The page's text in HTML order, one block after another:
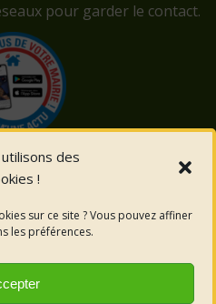
des
!
sur ce site ? Vous pouvez affiner
les préférences.
pour garder le contact.
Un service proposé
légales